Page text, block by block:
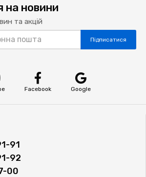
на новини
та акцій
Підписатися
Facebook Google
91
92
00